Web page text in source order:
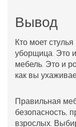
Вывод
Кто моет
уборщица. Это
мебель. Это и
как вы
Правильная
безопасность,
взрослых.